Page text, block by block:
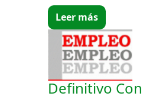
Leer más
Definitivo